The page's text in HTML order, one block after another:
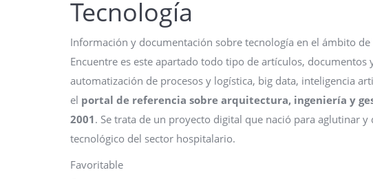
Tecnología
Información y documentación sobre tecnología en el ámbito
Encuentre es este apartado todo tipo de artículos,
automatización de procesos y logística, big data, inteligencia
el portal de referencia sobre arquitectura, ingeniería y
2001. Se trata de un proyecto digital que nació para aglutinar
tecnológico del sector hospitalario.
Favoritable